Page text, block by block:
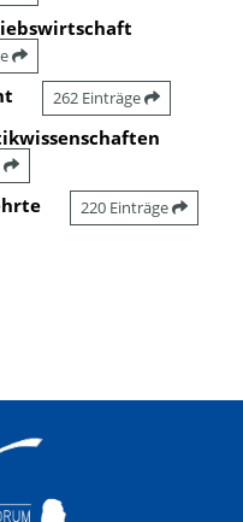
262 Einträge
220 Einträge